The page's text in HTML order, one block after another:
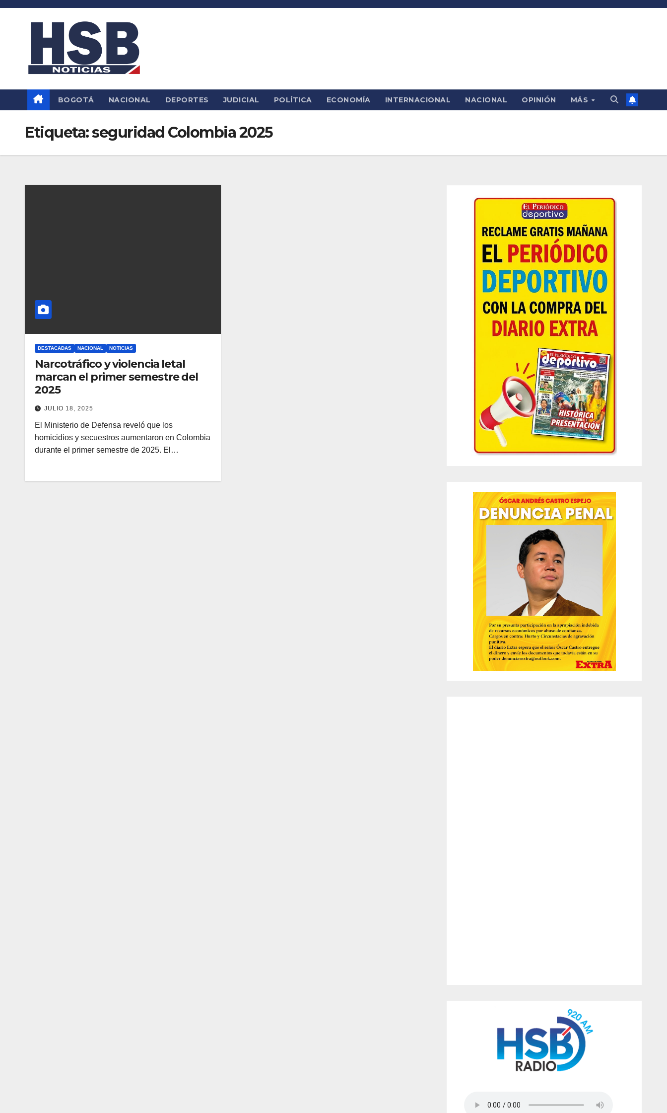
Saltar
BOGOTÁ NACIONAL DEPORTES JUDICIAL POLÍTICA ECONOMÍA INTERNACIONAL NACIONAL OPINIÓN MÁS
Etiqueta:seguridad Colombia 2025
DESTACADAS NACIONAL NOTICIAS
Narcotráfico y violencia letal
marcan el primer semestre del
2025
JULIO 18, 2025
El Ministerio de Defensa reveló que los
homicidios y secuestros aumentaron en Colombia
durante el primer semestre de 2025. El…